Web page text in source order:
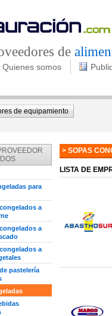
de
Quienes somos
de equipamiento
para
a
a
a
pastelería
> SOPAS
LISTA DE